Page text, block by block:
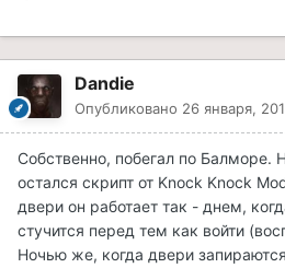
Dandie
Опубликовано 26 января,
Собственно, побегал по Балморе.
остался скрипт от Knock Knock
двери он работает так - днем,
стучится перед тем как войти
Ночью же, когда двери